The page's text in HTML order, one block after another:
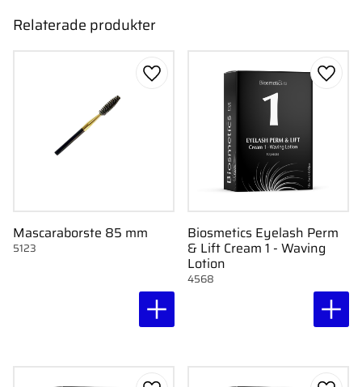
Relaterade produkter
Mascaraborste 85 mm
5123
Lägg till i favoriter
Biosmetics Eyelash Perm
& Lift Cream 1 - Waving
Lotion
4568
Lägg